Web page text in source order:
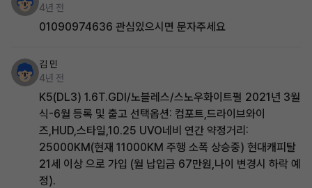
4년 전
01090974636 관심있으시면 문자주세요
김 민
4년 전
K5(DL3) 1.6T.GDI/노블레스/스노우화이트펄 2021년 3월
식-6월 등록 및 출고 선택옵션: 컴포트,드라이브와이
즈,HUD,스타일,10.25 UVO네비 연간 약정거리:
25000KM(현재 11000KM 주행 소폭 상승중) 현대캐피탈
21세 이상 으로 가입 (월 납입금 67만원,나이 변경시 하락 예
정).